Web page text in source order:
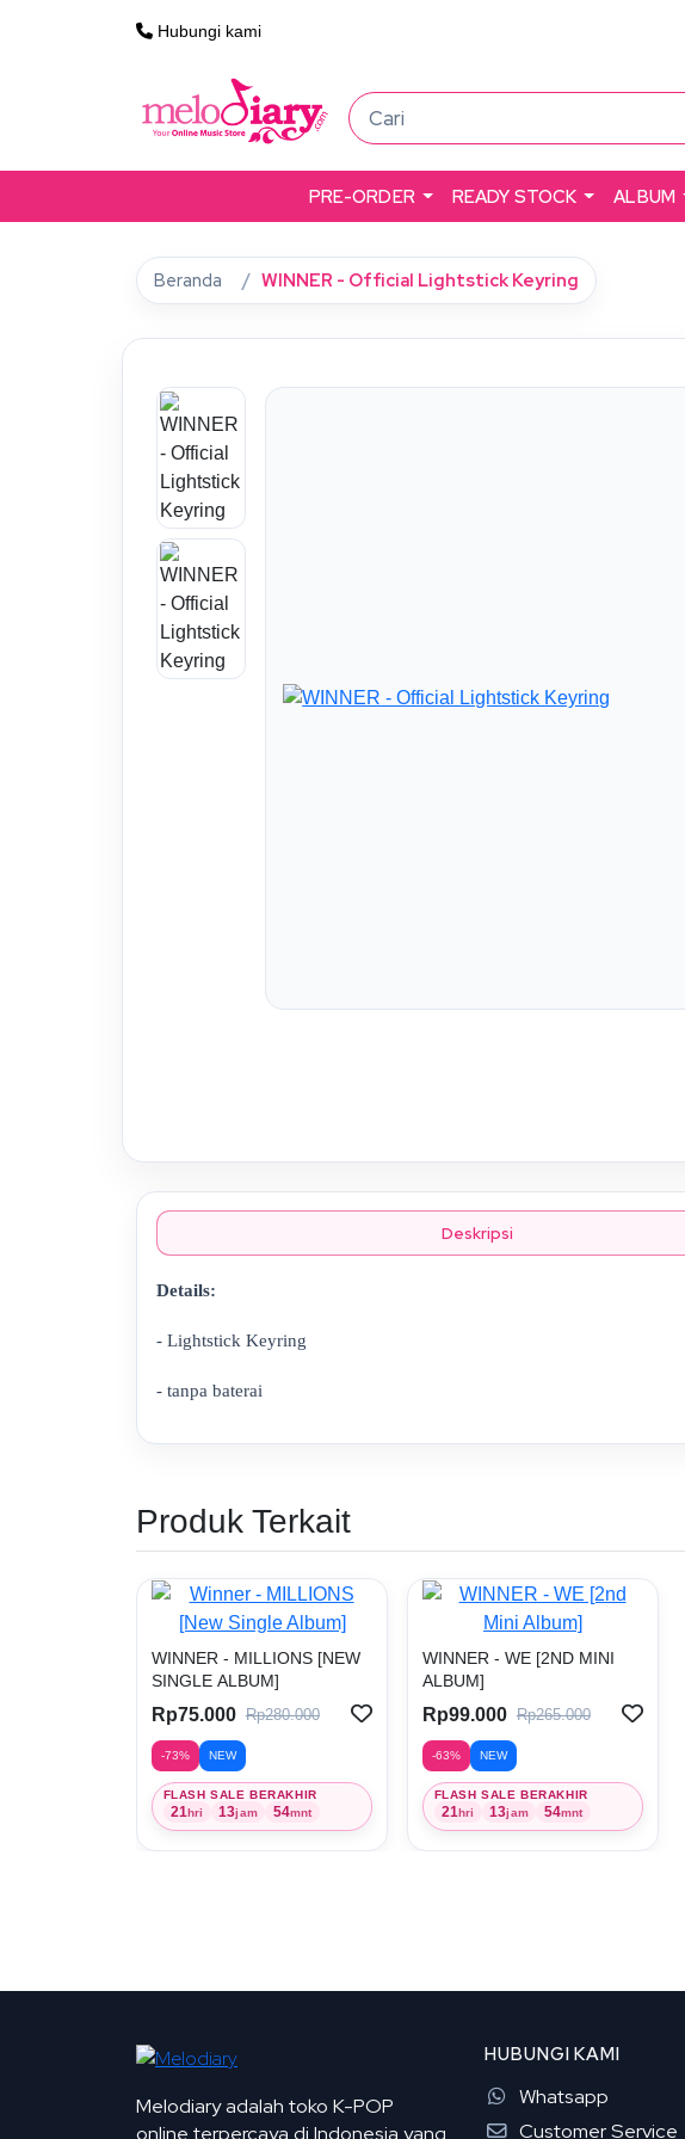
Hubungi kami
PRE-ORDER READY STOCK ALBUM
Beranda WINNER - Official Lightstick Keyring
Deskripsi
Details:
- Lightstick Keyring
- tanpa baterai
Produk Terkait
WINNER - MILLIONS [NEW
SINGLE ALBUM]
Rp75.000 Rp280.000
-73% NEW
FLASH SALE BERAKHIR
21hri 13jam 54mnt
WINNER - WE [2ND MINI
ALBUM]
Rp99.000 Rp265.000
-63% NEW
FLASH SALE BERAKHIR
21hri 13jam 54mnt
Melodiary adalah toko K-POP
online terpercaya di Indonesia yang
HUBUNGI KAMI
Whatsapp
Customer Service